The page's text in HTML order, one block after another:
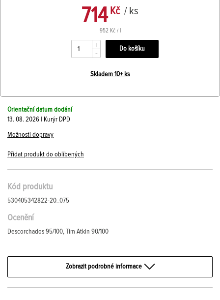
714 Kč / ks
952 Kč / l
+
-
Skladem 10+ ks
Orientační datum dodání
13. 08. 2026 | Kurýr DPD
Možnosti dopravy
Přidat produkt do oblíbených
Kód produktu
530405342822-20_075
Ocenění
Descorchados 95/100, Tim Atkin 90/100
Zobrazit podrobné informace